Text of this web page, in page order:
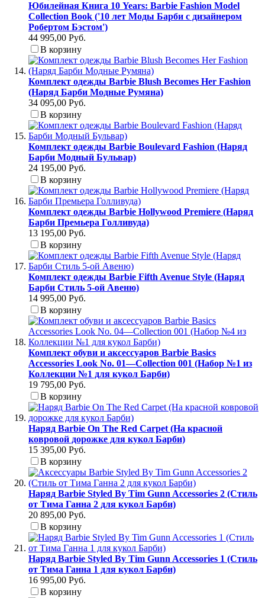
Юбилейная Книга 10 Years: Barbie Fashion Model
Collection Book ('10 лет Моды Барби с дизайнером
Робертом Бэстом')
44 995,00 Руб.
В корзину
Комплект одежды Barbie Blush Becomes Her Fashion
(Наряд Барби Модные Румяна)
34 095,00 Руб.
В корзину
Комплект одежды Barbie Boulevard Fashion (Наряд
Барби Модный Бульвар)
24 195,00 Руб.
В корзину
Комплект одежды Barbie Hollywood Premiere (Наряд
Барби Премьера Голливуда)
13 195,00 Руб.
В корзину
Комплект одежды Barbie Fifth Avenue Style (Наряд
Барби Стиль 5-ой Авеню)
14 995,00 Руб.
В корзину
Комплект обуви и аксессуаров Barbie Basics
Accessories Look No. 01—Collection 001 (Набор №1 из
Коллекции №1 для кукол Барби)
19 795,00 Руб.
В корзину
Наряд Barbie On The Red Carpet (На красной
ковровой дорожке для кукол Барби)
15 395,00 Руб.
В корзину
Наряд Barbie Styled By Tim Gunn Accessories 2 (Стиль
от Тима Ганна 2 для кукол Барби)
20 895,00 Руб.
В корзину
Наряд Barbie Styled By Tim Gunn Accessories 1 (Стиль
от Тима Ганна 1 для кукол Барби)
16 995,00 Руб.
В корзину